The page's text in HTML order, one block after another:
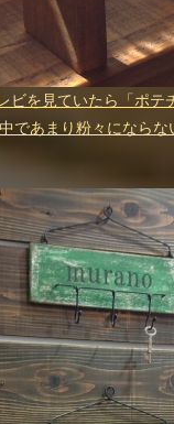
ビを見ていたら「ポ
であまり粉々になら